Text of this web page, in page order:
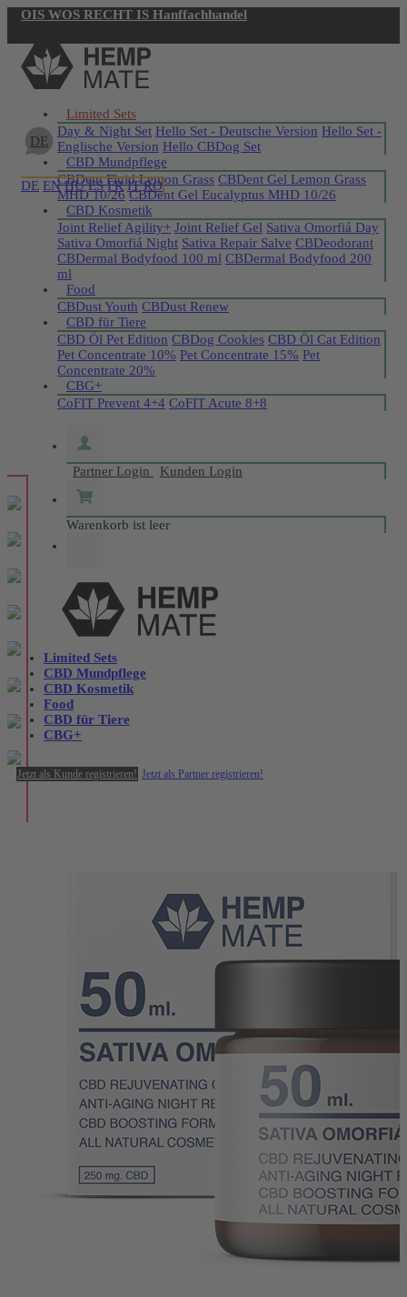
OIS WOS RECHT IS Hanffachhandel
Jetzt registrieren
DE
DE EN HU ES FR IT RO
Limited Sets
Day & Night Set Hello Set - Deutsche Version Hello Set -
Englische Version Hello CBDog Set
CBD Mundpflege
CBDent Fluid Lemon Grass CBDent Gel Lemon Grass
MHD 10/26 CBDent Gel Eucalyptus MHD 10/26
CBD Kosmetik
Joint Relief Agility+ Joint Relief Gel Sativa Omorfiá Day
Sativa Omorfiá Night Sativa Repair Salve CBDeodorant
CBDermal Bodyfood 100 ml CBDermal Bodyfood 200
ml
Food
CBDust Youth CBDust Renew
CBD für Tiere
CBD Öl Pet Edition CBDog Cookies CBD Öl Cat Edition
Pet Concentrate 10% Pet Concentrate 15% Pet
Concentrate 20%
CBG+
CoFIT Prevent 4+4 CoFIT Acute 8+8
Partner Login Kunden Login
Warenkorb ist leer
Limited Sets
CBD Mundpflege
CBD Kosmetik
Food
CBD für Tiere
CBG+
Jetzt als Kunde registrieren! Jetzt als Partner registrieren!